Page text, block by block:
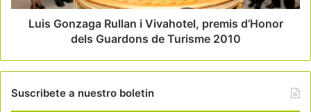
Luis Gonzaga Rullan i Vivahotel, premis d’Honor
dels Guardons de Turisme 2010
Suscribete a nuestro boletin